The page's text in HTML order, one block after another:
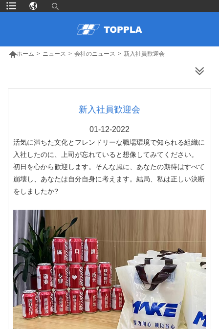
ホーム > ニュース > 会社のニュース > 新入社員歓迎会
新入社員歓迎会
01-12-2022
活気に満ちた文化とフレンドリーな職場環境で知られる組織に
入社したのに、上司が忘れていると想像してみてください。
初日を心から歓迎します。そんな風に、あなたの期待はすべて
崩壊し、あなたは自分自身に考えます。結局、私は正しい決断
をしましたか?